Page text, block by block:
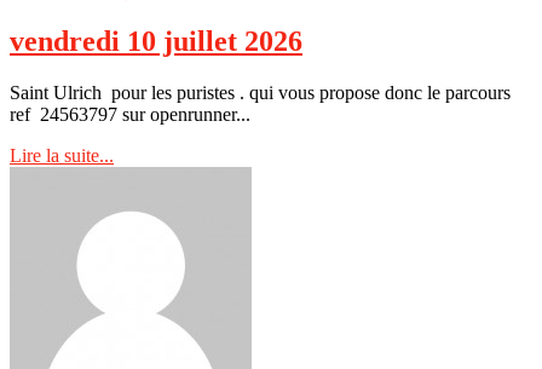
vendredi 10 juillet 2026
Saint Ulrich pour les puristes . qui vous propose donc le parcours
ref 24563797 sur openrunner...
Lire la suite...